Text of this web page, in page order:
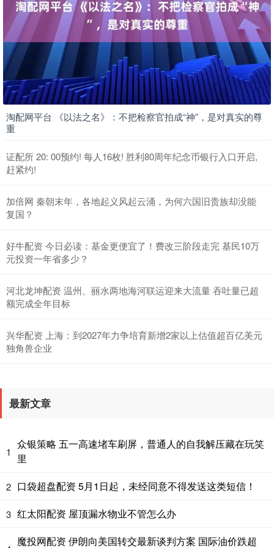
淘配网平台 《以法之名》：不把检察官拍成“神”，是对真实的尊
重
证配所 20: 00预约! 每人16枚! 胜利80周年纪念币银行入口开启,
赶紧约!
加倍网 秦朝末年，各地起义风起云涌，为何六国旧贵族却没能
复国？
好牛配资 今日必读：基金更便宜了！费改三阶段走完 基民10万
元投资一年省多少？
河北龙坤配资 温州、丽水两地海河联运迎来大流量 吞吐量已超
额完成全年目标
兴华配资 上海：到2027年力争培育新增2家以上估值超百亿美元
独角兽企业
最新文章
1
众银策略 五一高速堵车刷屏，普通人的自我解压藏在玩笑
里
2 口袋超盘配资 5月1日起，未经同意不得发送这类短信！
3 红太阳配资 屋顶漏水物业不管怎么办
魔投网配资 伊朗向美国转交最新谈判方案 国际油价跌超